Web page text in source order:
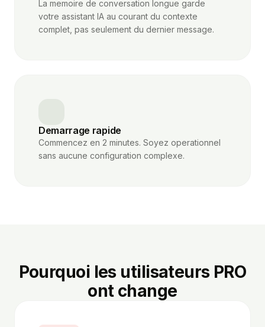
La memoire de conversation longue garde
votre assistant IA au courant du contexte
complet, pas seulement du dernier message.
Demarrage rapide
Commencez en 2 minutes. Soyez operationnel
sans aucune configuration complexe.
Pourquoi les utilisateurs PRO
ont change